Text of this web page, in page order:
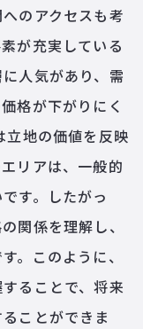
のアクセスも考
が充実している
人気があり、需
格が下がりにく
立地の価値を反映
リアは、一般的
す。したがっ
関係を理解し、
。このように、
ることで、将来
ことができま